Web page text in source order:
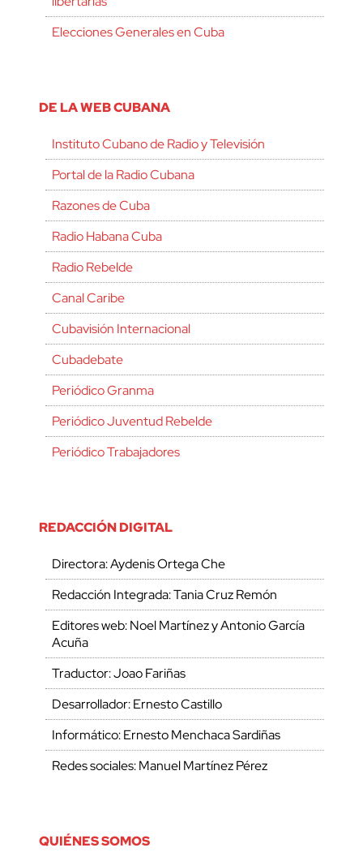
Elecciones Generales en Cuba
DE LA WEB CUBANA
Instituto Cubano de Radio y Televisión
Portal de la Radio Cubana
Razones de Cuba
Radio Habana Cuba
Radio Rebelde
Canal Caribe
Cubavisión Internacional
Cubadebate
Periódico Granma
Periódico Juventud Rebelde
Periódico Trabajadores
REDACCIÓN DIGITAL
Directora: Aydenis Ortega Che
Redacción Integrada: Tania Cruz Remón
Editores web: Noel Martínez y Antonio García
Acuña
Traductor: Joao Fariñas
Desarrollador: Ernesto Castillo
Informático: Ernesto Menchaca Sardiñas
Redes sociales: Manuel Martínez Pérez
QUIÉNES SOMOS